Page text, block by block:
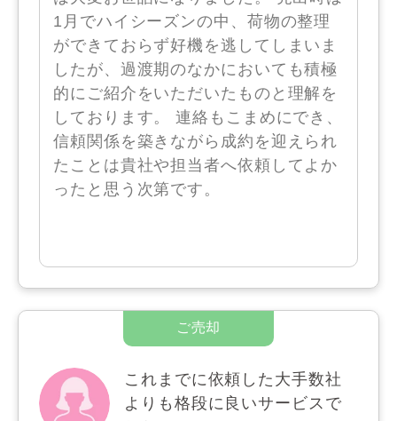
1月でハイシーズンの中、荷物の整理
ができておらず好機を逃してしまいま
したが、過渡期のなかにおいても積極
的にご紹介をいただいたものと理解を
しております。 連絡もこまめにでき、
信頼関係を築きながら成約を迎えられ
たことは貴社や担当者へ依頼してよか
ったと思う次第です。
これまでに依頼した大手数社
よりも格段に良いサービスで